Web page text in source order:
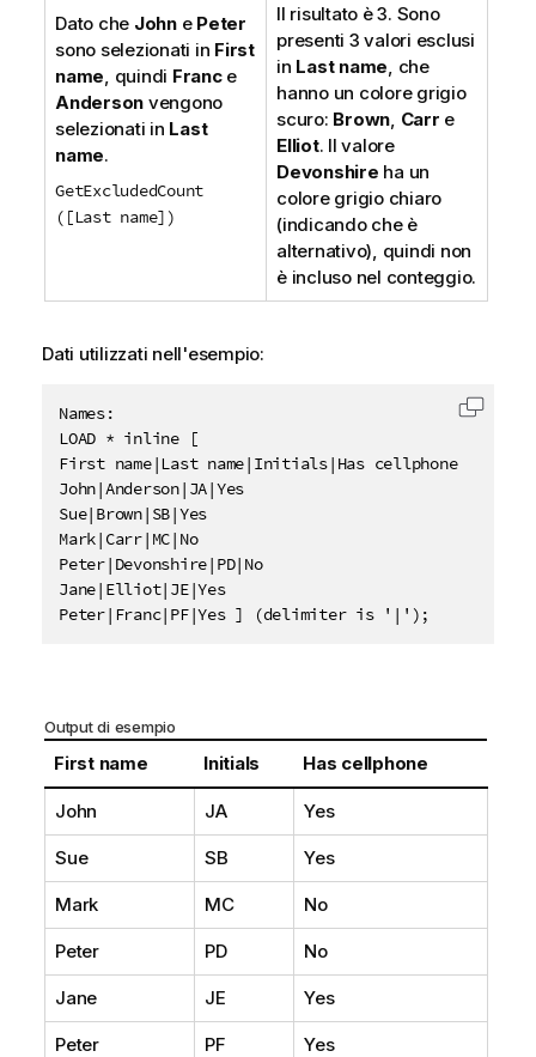
Dato che Johne Peter
sono selezionati in First
name , quindi France
Anderson vengono
selezionati in Last
name.
GetExcludedCount
([Last name])
Il risultato è 3. Sono
presenti 3 valori esclusi
in Last name , che
hanno un colore grigio
scuro: Brown Carr e
Elliot. Il valore
Devonshire ha un
colore grigio chiaro
(indicando che è
alternativo), quindi non
è incluso nel conteggio.
Dati utilizzati nell'esempio:
Names:
LOAD * inline [
First name|Last name|Initials|Has cellphone
John|Anderson|JA|Yes
Sue|Brown|SB|Yes
Mark|Carr|MC|No
Peter|Devonshire|PD|No
Jane|Elliot|JE|Yes
Peter|Franc|PF|Yes ] (delimiter is '|');
Copia
Output di esempio
First name Initials Has cellphone
John JA Yes
Sue SB Yes
Mark MC No
Peter PD No
Jane JE Yes
Peter PF Yes